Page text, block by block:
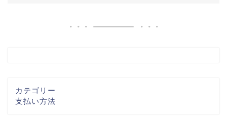
カテゴリー
支払い方法